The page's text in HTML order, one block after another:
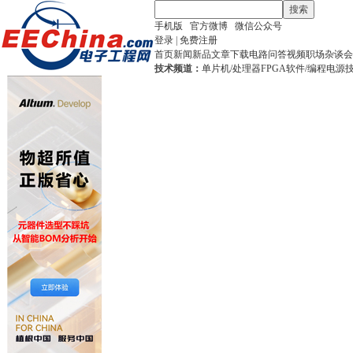
搜索
手机版
官方微博
微信公众号
登录 免费注册
首页新闻新品文章下载电路问答视频职场杂谈
技术频道： 单片机/处理器FPGA软件/编程电源